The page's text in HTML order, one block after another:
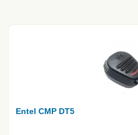
Entel CMP DT5